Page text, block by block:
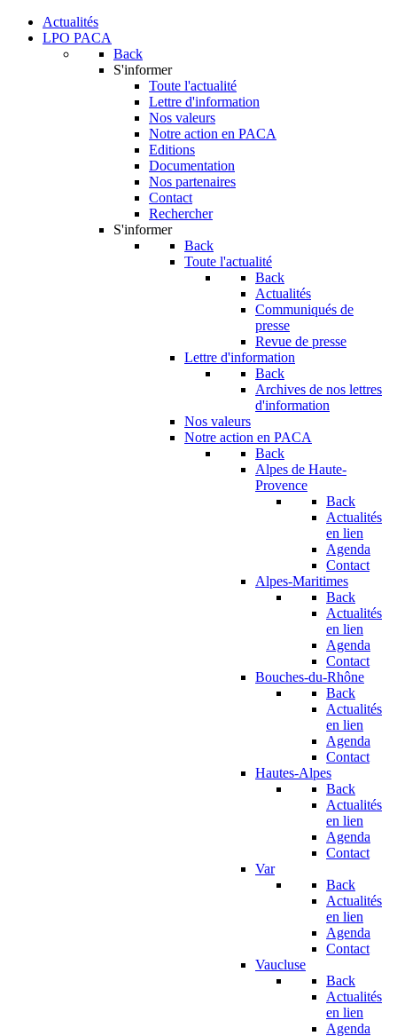
Actualités
LPO PACA
Back
S'informer
Toute l'actualité
Lettre d'information
Nos valeurs
Notre action en PACA
Editions
Documentation
Nos partenaires
Contact
Rechercher
S'informer
Back
Toute l'actualité
Back
Actualités
Communiqués de
presse
Revue de presse
Lettre d'information
Back
Archives de nos lettres
d'information
Nos valeurs
Notre action en PACA
Back
Alpes de Haute-
Provence
Back
Actualités
en lien
Agenda
Contact
Alpes-Maritimes
Back
Actualités
en lien
Agenda
Contact
Bouches-du-Rhône
Back
Actualités
en lien
Agenda
Contact
Hautes-Alpes
Back
Actualités
en lien
Agenda
Contact
Var
Back
Actualités
en lien
Agenda
Contact
Vaucluse
Back
Actualités
en lien
Agenda